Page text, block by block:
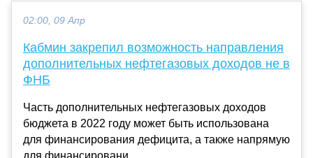
02:00, 09 Апр
Кабмин закрепил возможность направления
дополнительных нефтегазовых доходов не в
ФНБ
Часть дополнительных нефтегазовых доходов
бюджета в 2022 году может быть использована
для финансирования дефицита, а также напрямую
для финансировани...